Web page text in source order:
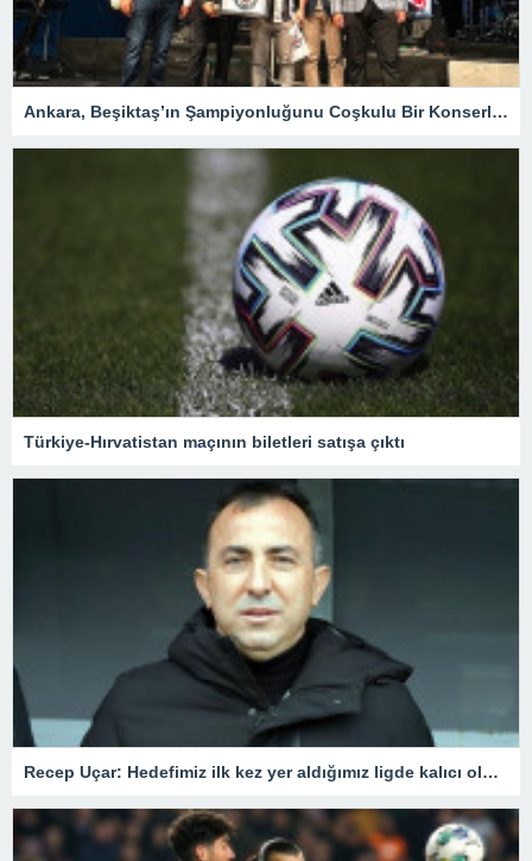
Ankara, Beşiktaş’ın Şampiyonluğunu Coşkulu Bir Konserle Kutladı – Spor
Türkiye-Hırvatistan maçının biletleri satışa çıktı
Recep Uçar: Hedefimiz ilk kez yer aldığımız ligde kalıcı olmak